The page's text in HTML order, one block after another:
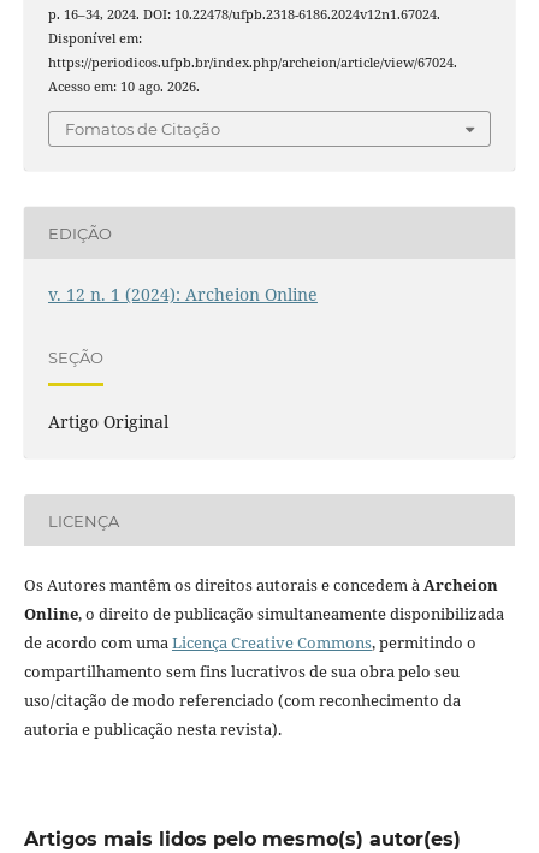
p. 16–34, 2024. DOI: 10.22478/ufpb.2318-6186.2024v12n1.67024.
Disponível em:
https://periodicos.ufpb.br/index.php/archeion/article/view/67024.
Acesso em: 10 ago. 2026.
Fomatos de Citação
EDIÇÃO
v. 12 n. 1 (2024): Archeion Online
SEÇÃO
Artigo Original
LICENÇA
Os Autores mantêm os direitos autorais e concedem àArcheion
Online, o direito de publicação simultaneamente disponibilizada
de acordo com umaLicença Creative Commons, permitindo o
compartilhamento sem fins lucrativos de sua obra pelo seu
uso/citação de modo referenciado (com reconhecimento da
autoria e publicação nesta revista).
Artigos mais lidos pelo mesmo(s) autor(es)